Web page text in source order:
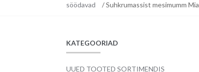
söödavad
/ Suhkrumassist mesimumm Mia
KATEGOORIAD
UUED TOOTED SORTIMENDIS